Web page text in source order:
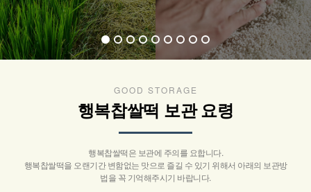
GOOD STORAGE
행복찹쌀떡 보관 요령
행복찹쌀떡은 보관에 주의를 요합니다.
행복찹쌀떡을 오랜기간 변함없는 맛으로 즐길 수 있기 위해서 아래의 보관방
법을 꼭 기억해주시기 바랍니다.